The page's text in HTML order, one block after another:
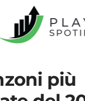
più